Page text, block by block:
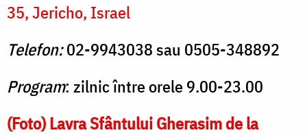
35, Jericho, Israel
Telefon:02-9943038 sau 0505-348892
Program: zilnic între orele 9.00-23.00
(Foto) Lavra Sfântului Gherasim de la